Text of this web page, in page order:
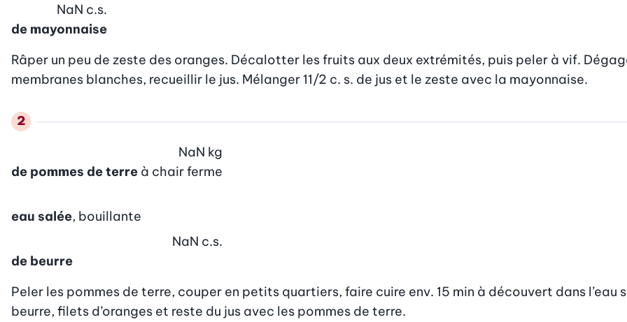
de mayonnaise
NaN c.s.
Râper un peu de zeste des oranges. Décalotter les fruits aux deux extrémités, puis peler à vif.
membranes blanches, recueillir le jus. Mélanger 11/2 c. s. de jus et le zeste avec la mayonnaise.
de pommes de terre à chair ferme
NaN kg
eau salée, bouillante
de beurre
NaN c.s.
Peler les pommes de terre, couper en petits quartiers, faire cuire env. 15 min à découvert dans l’eau
beurre, filets d’oranges et reste du jus avec les pommes de terre.